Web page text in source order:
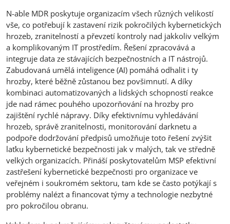
N-able MDR poskytuje organizacím všech různých velikostí
vše, co potřebují k zastavení rizik pokročilých kybernetických
hrozeb, zranitelností a převzetí kontroly nad jakkoliv velkým
a komplikovaným IT prostředím. Řešení zpracovává a
integruje data ze stávajících bezpečnostních a IT nástrojů.
Zabudovaná umělá inteligence (AI) pomáhá odhalit i ty
hrozby, které běžně zůstanou bez povšimnutí. A díky
kombinaci automatizovaných a lidských schopností reakce
jde nad rámec pouhého upozorňování na hrozby pro
zajištění rychlé nápravy. Díky efektivnímu vyhledávání
hrozeb, správě zranitelnosti, monitorování darknetu a
podpoře dodržování předpisů umožňuje toto řešení zvýšit
laťku kybernetické bezpečnosti jak v malých, tak ve středně
velkých organizacích. Přináší poskytovatelům MSP efektivní
zastřešení kybernetické bezpečnosti pro organizace ve
veřejném i soukromém sektoru, tam kde se často potýkají s
problémy nalézt a financovat týmy a technologie nezbytné
pro pokročilou obranu.